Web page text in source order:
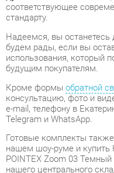
Кроме формыобратной
консультацию, фото и
e-mail, телефону в
Telegram и WhatsApp.
Готовые комплекты
нашем шоу-руме и купить
POINTEX Zoom 03 Темный
нашего центрального
список адресов и
контактов.
Материал
Цвет